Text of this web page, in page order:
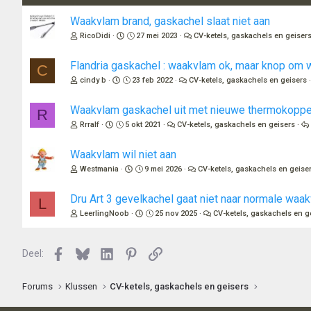
g
e
:
Waakvlam brand, gaskachel slaat niet aan
RicoDidi 27 mei 2023 CV-ketels, gaskachels en geisers
C Flandria gaskachel : waakvlam ok, maar knop
cindy b 23 feb 2022 CV-ketels, gaskachels en geisers
R Waakvlam gaskachel uit met nieuwe
Rrralf 5 okt 2021 CV-ketels, gaskachels en geisers
Waakvlam wil niet aan
Westmania 9 mei 2026 CV-ketels, gaskachels en
L Dru Art 3 gevelkachel gaat niet naar normale
LeerlingNoob 25 nov 2025 CV-ketels, gaskachels en
Deel: Facebook
BlueskyLinkedInPinterest
Link
Forums Klussen CV-ketels, gaskachels en geisers